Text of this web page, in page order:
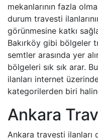
mekanlarının fazla
durum travesti
görünmesine katkı
Bakırköy gibi bölgeler
semtler arasında yer
bölgeleri sık sık arar.
ilanları internet
kategorilerden biri
Ankara
Ankara travesti ilanları